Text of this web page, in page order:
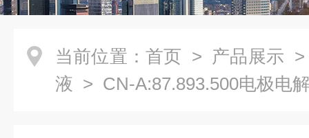
当前位置： 首页 > 产品展示
液 > CN-A:87.893.500电极电